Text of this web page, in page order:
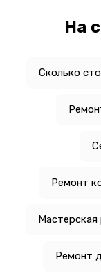
На
Сколько
Ремонт
Ремонт